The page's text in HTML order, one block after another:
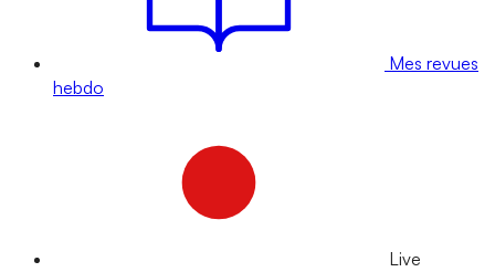
Mes revues
hebdo
Live